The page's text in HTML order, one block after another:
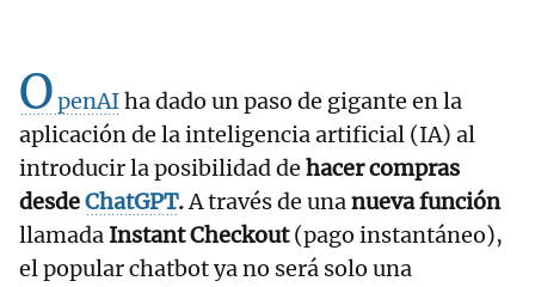
OpenAIha dado un paso de gigante en la
aplicación de la inteligencia artificial (IA) al
introducir la posibilidad de hacer compras
desdeChatGPT.A través de unanueva función
llamada Instant Checkout(pago instantáneo),
el popular chatbot ya no será solo una